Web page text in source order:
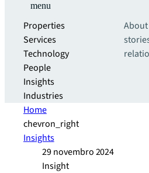
menu
Properties
Services
Technology
People
Insights
Industries
Home
chevron_right
Insights
29 novembro 2024
Insight